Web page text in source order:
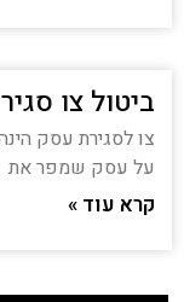
ביטול צו
צו לסגירת עסק
על עסק שמפר את
קרא עוד »